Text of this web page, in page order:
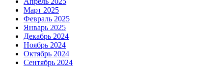
Март 2025
Февраль 2025
Январь 2025
Декабрь 2024
Ноябрь 2024
Октябрь 2024
Сентябрь 2024